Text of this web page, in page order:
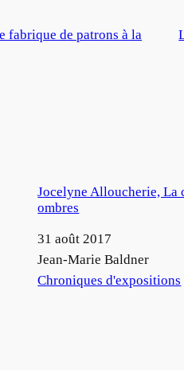
fabrique de patrons à la
Jocelyne Alloucherie, La
ombres
Date
31 août 2017
Auteur
Jean-Marie Baldner
Par rapport à
Chroniques d'expositions